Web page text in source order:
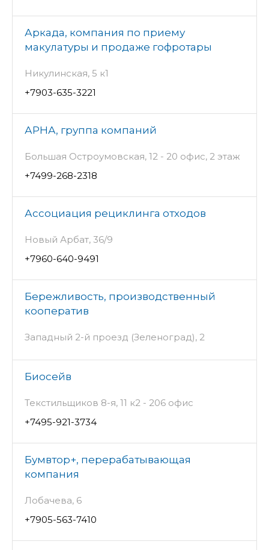
Аркада, компания по приему
макулатуры и продаже гофротары
Никулинская, 5 к1
+7903-635-3221
АРНА, группа компаний
Большая Остроумовская, 12 - 20 офис, 2 этаж
+7499-268-2318
Ассоциация рециклинга отходов
Новый Арбат, 36/9
+7960-640-9491
Бережливость, производственный
кооператив
Западный 2-й проезд (Зеленоград), 2
Биосейв
Текстильщиков 8-я, 11 к2 - 206 офис
+7495-921-3734
Бумвтор+, перерабатывающая
компания
Лобачева, 6
+7905-563-7410